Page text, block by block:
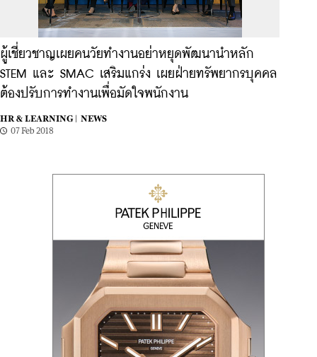
ผู้เชี่ยวชาญเผยคนวัยทำงานอย่าหยุดพัฒนานำหลัก
STEM และ SMAC เสริมแกร่ง เผยฝ่ายทรัพยากรบุคคล
ต้องปรับการทำงานเพื่อมัดใจพนักงาน
HR & LEARNING |
NEWS
07 Feb 2018